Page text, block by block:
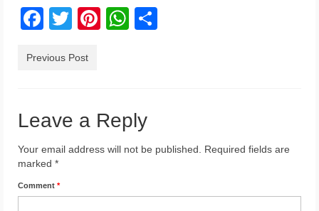
Austrija
Indonēzija
Par Mums
Facebook
TwitterPinterest
WhatsApp
Previous Post
Leave a Reply
Your email address will not be published.
Required fields are
marked *
Comment *